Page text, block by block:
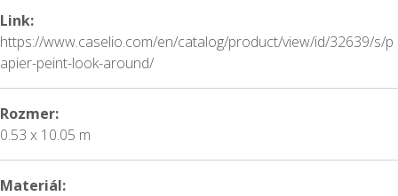
Link:
https://www.caselio.com/en/catalog/product/view/id/32639/s/p
apier-peint-look-around/
Rozmer:
0.53 x 10.05 m
Materiál: